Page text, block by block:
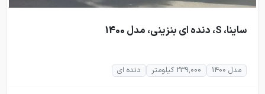
ساینا، S، دنده ای بنزینی، مدل 1400
مدل 1400 239,000 کیلومتر دنده ای